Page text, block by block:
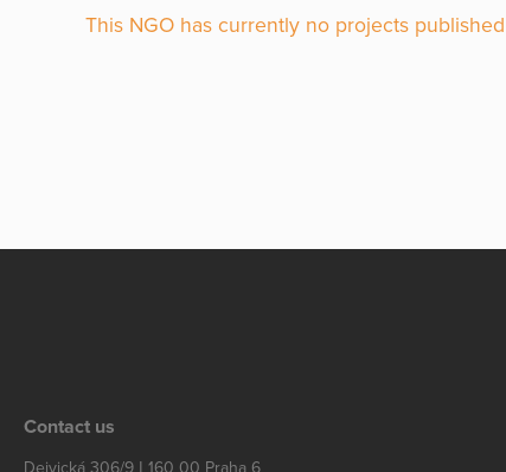
This NGO has currently no projects
Contact us
Dejvická 306/9 | 160 00 Praha 6